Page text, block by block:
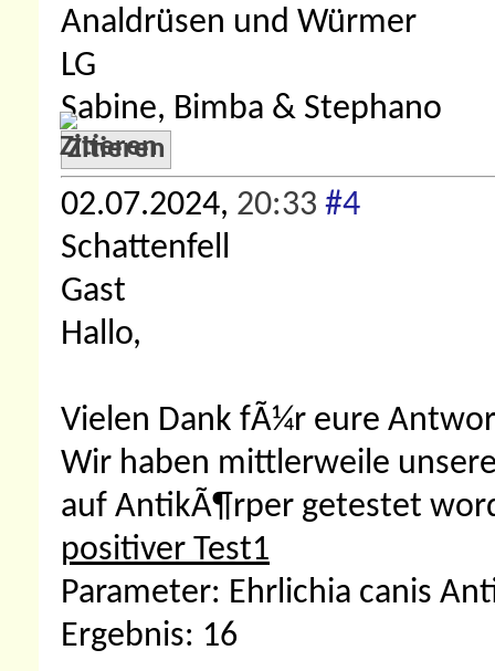
Analdrüsen und Würmer
LG
Sabine, Bimba & Stephano
Zitieren
02.07.2024, 20:33 #4
Schattenfell
Gast
Hallo,
Vielen Dank fÃ¼r eure
Wir haben mittlerweile
auf AntikÃ¶rper getestet
positiver Test1
Parameter: Ehrlichia canis
Ergebnis: 16